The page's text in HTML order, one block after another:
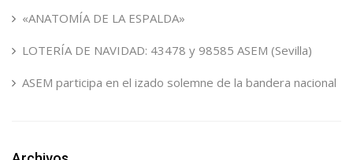
«ANATOMÍA DE LA ESPALDA»
LOTERÍA DE NAVIDAD: 43478 y 98585 ASEM (Sevilla)
ASEM participa en el izado solemne de la bandera nacional